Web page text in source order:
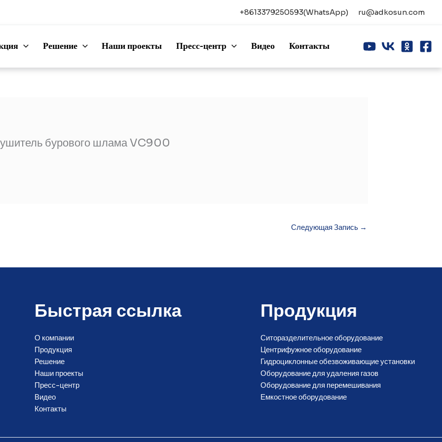
+8613379250593(WhatsApp) ru@adkosun.com
Решение Наши проекты Пресс-центр Видео Контакты
бурового шлама VC900
Следующая Запись →
Быстрая ссылка
О компании
Продукция
Решение
Наши проекты
Пресс-центр
Видео
Контакты
Продукция
Ситоразделительное оборудование
Центрифужное оборудование
Гидроциклонные обезвоживающие установки
Оборудование для удаления газов
Оборудование для перемешивания
Емкостное оборудование